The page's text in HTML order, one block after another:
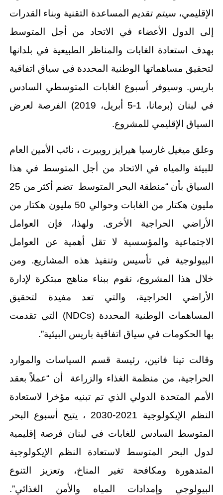
الإقليمي، سيتم تقديم المساعدة التقنية وبناء القدرات
إلى الدول الأعضاء في الاتحاد من أجل المتوسط
بهدف استعادة الغابات والمناظر الطبيعية في بلدانها
لتحقيق مساهماتها الوطنية المحددة في سياق اتفاقية
باريس. وسيوفر أسبوع الغابات المتوسطي السادس
في لبنان (برمانا، 1-5 أبريل، 2019) الفرصة لعرض
السياق الإقليمي للمشروع.
وعلق ميغيل غارسيا هيرايز روبيرت ، نائب الأمين العام
للبيئة والمياه في الاتحاد من أجل المتوسط في هذا
السياق بأن “منطقة البحر المتوسط تضم أكثر من 25
مليون هكتار من الغابات وحوالي 50 مليون هكتار من
الأراضي الحراجية الأخرى. ولهذا، فإن العوامل
الاجتماعية والمؤسسية لا تقل أهمية عن العوامل
البيولوجية في تأسيس وتنفيذ هذه المشاريع. ومن
خلال هذا المشروع، نقوم ببناء مناهج مبتكرة لإدارة
الأراضي الحراجية، والتي تعد مفيدة لتحقيق
المساهمات الوطنية المحددة (NDCs) التي تقدمت
بها الحكومات في سياق اتفاقية باريس البيئية”.
وقالت تينا فانين، رئيسة قسم السياسات والموارد
الحراجية، من منظمة الغذاء والزراعة أن “عملاً بعقد
الأمم المتحدة الدولي الذي تم تبنيه مؤخرا لاستعادة
النظم الإيكولوجية 2021-2030 ، يتيح أسبوع البحر
المتوسط السادس للغابات في لبنان فرصة إقليمية
لدول البحر المتوسط لاستعادة النظم الإيكولوجية
المتدهورة ومكافحة تغير المناخ، وتعزيز التنوع
البيولوجي وإمدادات المياه والأمن الغذائي”.